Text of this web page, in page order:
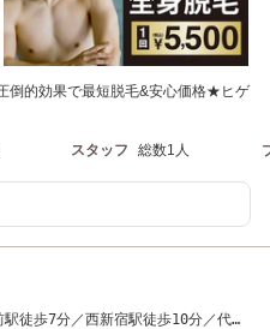
倒的効果で最短脱毛&安心価格★ヒゲ
スタッフ 総数1人
徒歩7分／西新宿駅徒歩10分／代々